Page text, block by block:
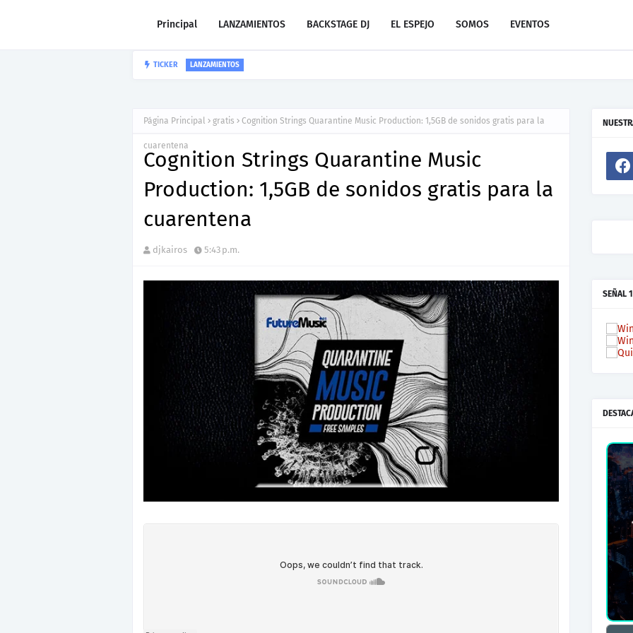
Principal LANZAMIENTOS BACKSTAGE DJ EL ESPEJO SOMOS EVENTOS
TICKER
CARLOS GARIBAY JR
Página Principal gratis Cognition Strings Quarantine Music Production: 1,5GB de sonidos gratis para la
cuarentena
Cognition Strings Quarantine Music
Production: 1,5GB de sonidos gratis para la
cuarentena
djkairos 5:43 p.m.
SEÑAL 1